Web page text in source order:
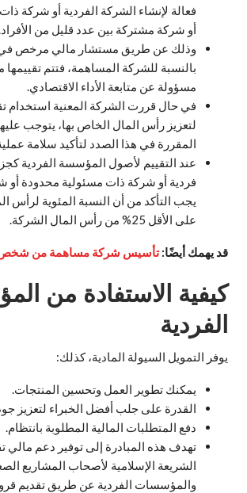
فعالة لإنشاء الشركة الفردية أو شركة
أو شركة مشتركة بين عدد قليل من
وذلك عن طريق مستشار مالي مرخص في
بالنسبة للشركة المساهمة، فتتم
مسؤولة عن متابعة الأداء الاقتصادي.
في حال قررت الشركة المعنية استخدام
لتعزيز رأس المال الخاص بها، يتوجب
المقررة في هذا الصدد لتأكيد سلامة
عند التقييم لأصول المؤسسة الفردية
فردية أو شركة ذات مسئولية محدودة أو
يجب التأكد من أن النسبة المئوية لرأس
على الأقل 25% من رأس المال الشركة.
قد يهمك أيضًا:تأسيس شركة مساهمة من شخص
كيفية الاستفادة من
الفردية
يوفر التمويل السيولة المادية، كذلك:
يمكنك تطوير العمل وتحسين المنتجات.
القدرة على جلب أفضل الخبراء لتعزيز
دفع المتطلبات المالية المطلوبة بانتظام.
تهدف هذه المبادرة إلى توفير دعم مالي
الشريعة الإسلامية لأصحاب المشاريع
والمؤسسات الفردية عن طريق تقديم